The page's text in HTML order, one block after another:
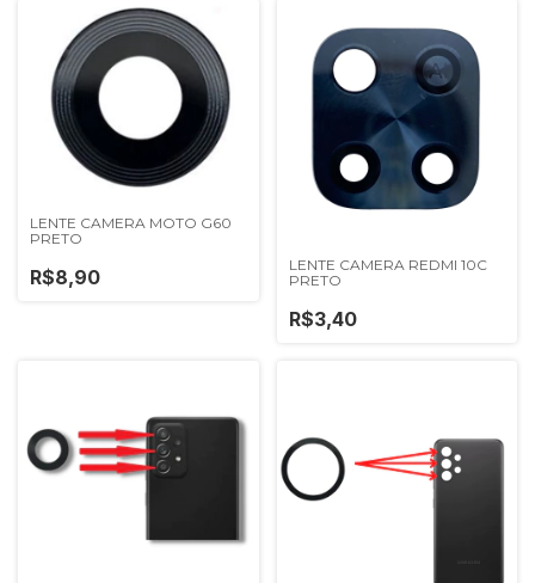
LENTE CAMERA MOTO G60
PRETO
R$8,90
LENTE CAMERA REDMI 10C
PRETO
R$3,40